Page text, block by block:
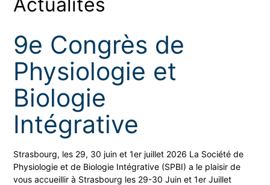
9e Congrès de
Physiologie et
Biologie
Intégrative
Strasbourg, les 29, 30 juin et 1er juillet 2026 La Société de
Physiologie et de Biologie Intégrative (SPBI) a le plaisir de
vous accueillir à Strasbourg les 29-30 Juin et 1er Juillet